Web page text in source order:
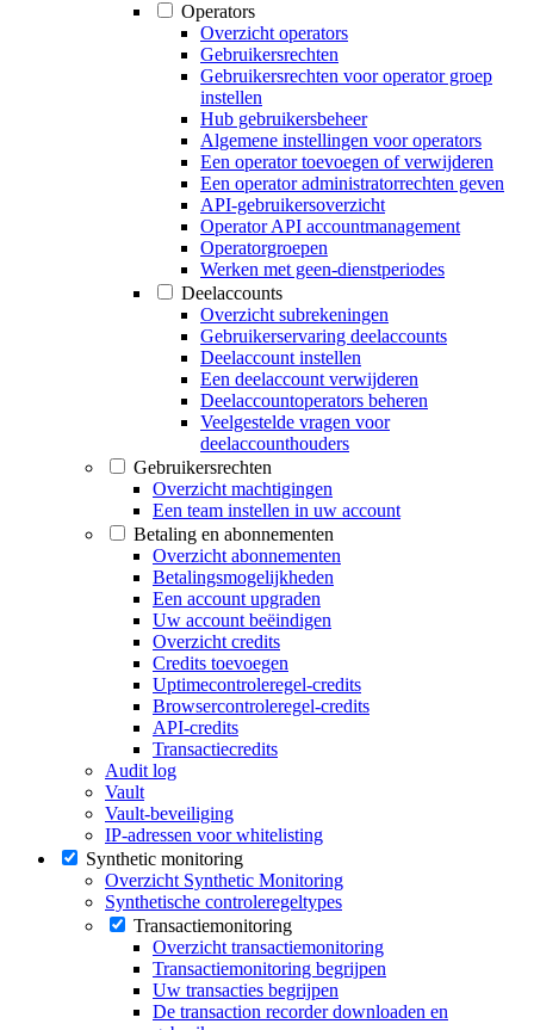
Operators
Overzicht operators
Gebruikersrechten
Gebruikersrechten voor operator groep
instellen
Hub gebruikersbeheer
Algemene instellingen voor operators
Een operator toevoegen of verwijderen
Een operator administratorrechten geven
API-gebruikersoverzicht
Operator API accountmanagement
Operatorgroepen
Werken met geen-dienstperiodes
Deelaccounts
Overzicht subrekeningen
Gebruikerservaring deelaccounts
Deelaccount instellen
Een deelaccount verwijderen
Deelaccountoperators beheren
Veelgestelde vragen voor
deelaccounthouders
Gebruikersrechten
Overzicht machtigingen
Een team instellen in uw account
Betaling en abonnementen
Overzicht abonnementen
Betalingsmogelijkheden
Een account upgraden
Uw account beëindigen
Overzicht credits
Credits toevoegen
Uptimecontroleregel-credits
Browsercontroleregel-credits
API-credits
Transactiecredits
Audit log
Vault
Vault-beveiliging
IP-adressen voor whitelisting
Synthetic monitoring
Overzicht Synthetic Monitoring
Synthetische controleregeltypes
Transactiemonitoring
Overzicht transactiemonitoring
Transactiemonitoring begrijpen
Uw transacties begrijpen
De transaction recorder downloaden en